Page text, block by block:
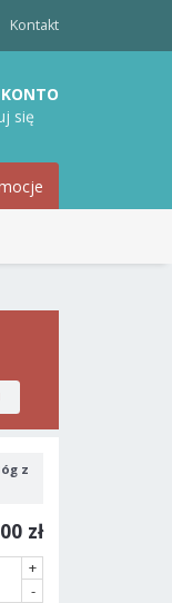
Kontakt
się
z
zł
+
-